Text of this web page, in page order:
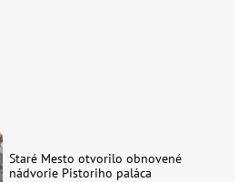
Staré Mesto otvorilo obnovené
nádvorie Pistoriho paláca